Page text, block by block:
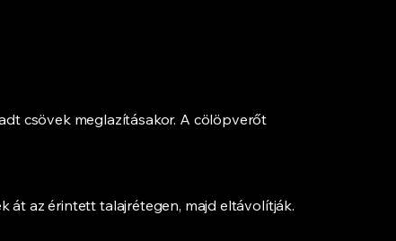
csövek meglazításakor. A cölöpverőt
át az érintett talajrétegen, majd eltávolítják.